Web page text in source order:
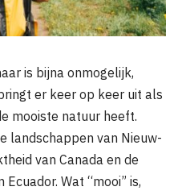
is bijna onmogelijk,
er keer op keer uit als
mooiste natuur heeft.
landschappen van Nieuw-
van Canada en de
Wat “mooi” is,